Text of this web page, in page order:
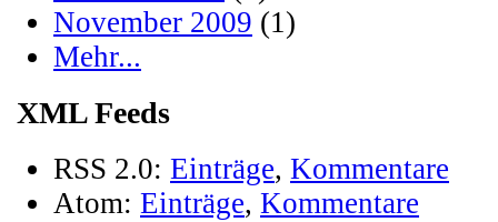
November 2009 (1)
Mehr...
XML Feeds
RSS 2.0: Einträge, Kommentare
Atom: Einträge, Kommentare